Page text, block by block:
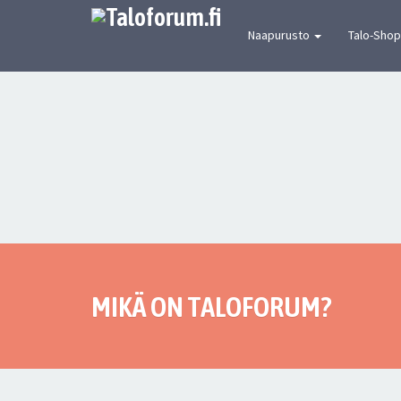
Naapurusto Talo-Shop
[urbaanin keskustelun mekka] Suomen
MIKÄ ON TALOFORUM?